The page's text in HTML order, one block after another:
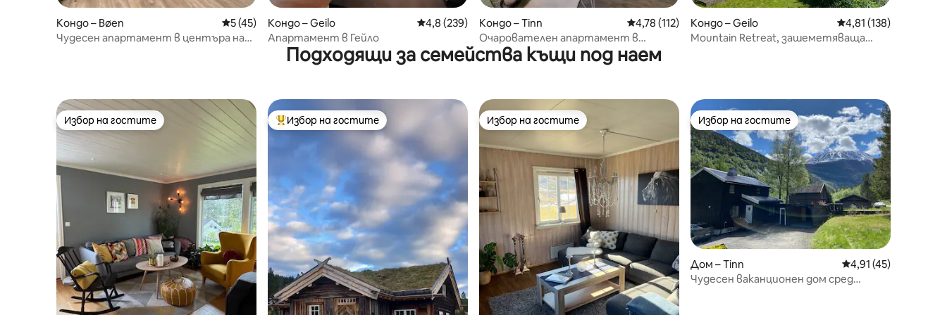
Кондо – Bøen Средна оценка: 5 от 5, 45 отзива
5 (45)
Чудесен апартамент в центъра на
Кондо – Geilo Средна оценка: 4,8 от 5, 239 отзива
4,8 (239)
Апартамент в Гейло
Кондо – Tinn Средна оценка: 4,78 от 5, 112 отзива
4,78 (112)
Очарователен апартамент в
центъра на Рюкан
Кондо – Geilo Средна оценка: 4,81
4,81 (138)
Mountain Retreat, зашеметяваща
Подходящи за семейства къщи под наем
Избор на гостите
Избор на гостите Най-популярен избор на гостите
Избор на гостите Избор на гостите
Избор на гостите Избор на гостите
Избор на гостите
Дом – Tinn Средна оценка:
4,91 (45)
Чудесен ваканционен дом сред